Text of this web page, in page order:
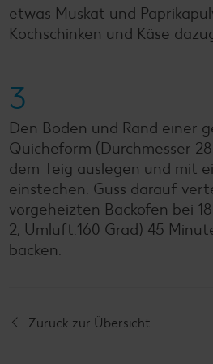
etwas Muskat und
Kochschinken und Käse
3
Den Boden und Rand einer
Quicheform (Durchmesser
dem Teig auslegen und mit
einstechen. Guss darauf
vorgeheizten Backofen bei
2, Umluft:160 Grad) 45
backen.
Zurück zur Übersicht